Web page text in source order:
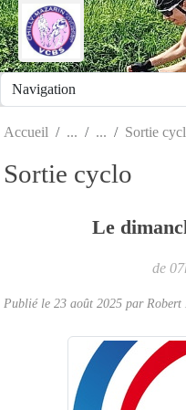
Accueil Sortie
Sortie cyclo
Le
de
Publié le 23 août 2025 par
Panneau de gestion des cookies